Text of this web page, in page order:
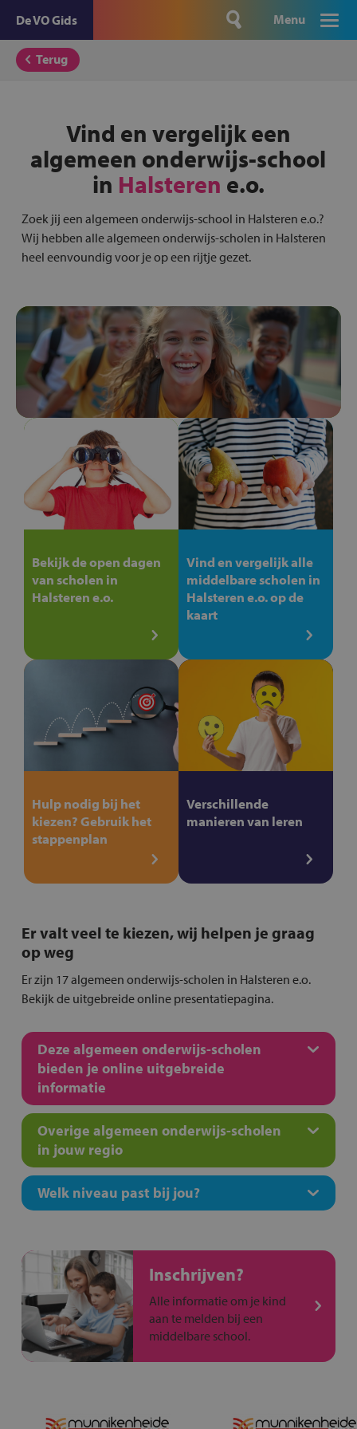
De VO Gids Menu
Terug
Vind en vergelijk een
algemeen onderwijs-school
in Halsteren e.o.
Zoek jij een algemeen onderwijs-school in Halsteren e.o.?
Wij hebben alle algemeen onderwijs-scholen in Halsteren
heel eenvoundig voor je op een rijtje gezet.
Bekijk de open dagen
van scholen in
Halsteren e.o.
Vind en vergelijk alle
middelbare scholen in
Halsteren e.o. op de
kaart
Hulp nodig bij het
kiezen? Gebruik het
stappenplan
Verschillende
manieren van leren
Er valt veel te kiezen, wij helpen je graag
op weg
Er zijn 17 algemeen onderwijs-scholen in Halsteren e.o.
Bekijk de uitgebreide online presentatiepagina.
Deze algemeen onderwijs-scholen
bieden je online uitgebreide
informatie
Overige algemeen onderwijs-scholen
in jouw regio
Welk niveau past bij jou?
Inschrijven?
Alle informatie om je kind
aan te melden bij een
middelbare school.